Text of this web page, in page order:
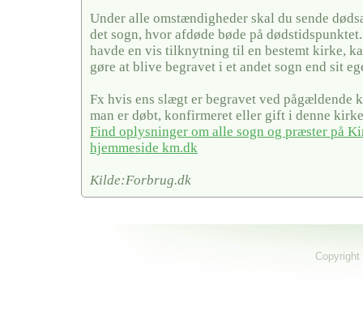
Under alle omstændigheder skal du sende
det sogn, hvor afdøde bøde på
havde en vis tilknytning til en bestemt kirke,
gøre at blive begravet i et andet sogn end sit
Fx hvis ens slægt er begravet ved pågældende
man er døbt, konfirmeret eller gift i denne
Find oplysninger om alle sogn og præster på
hjemmeside km.dk
Kilde:Forbrug.dk